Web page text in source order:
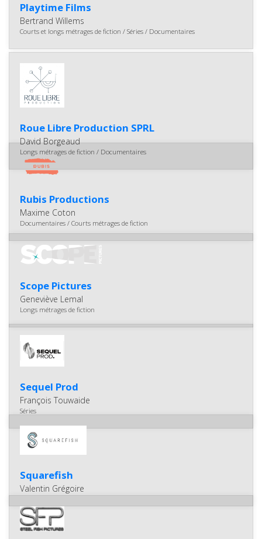
Playtime Films
Bertrand Willems
Courts et longs métrages de fiction / Séries / Documentaires
Roue Libre Production SPRL
David Borgeaud
Longs métrages de fiction / Documentaires
Rubis Productions
Maxime Coton
Documentaires / Courts métrages de fiction
Scope Pictures
Geneviève Lemal
Longs métrages de fiction
Sequel Prod
François Touwaide
Séries
Squarefish
Valentin Grégoire